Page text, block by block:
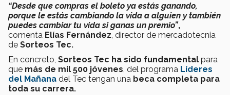
“Desde que compras el boleto ya estás ganando,
porque le estás cambiando la vida a alguien y también
puedes cambiar tu vida si ganas un premio”,
comenta Elías Fernández , director de mercadotecnia
de Sorteos Tec.
En concreto, Sorteos Tec ha sido fundamental para
que más de mil 500 jóvenes , del programa Líderes
del Mañana del Tec tengan una beca completa para
toda su carrera.